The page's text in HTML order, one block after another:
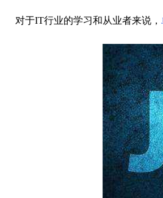
对于IT行业的学习和从业者来说，